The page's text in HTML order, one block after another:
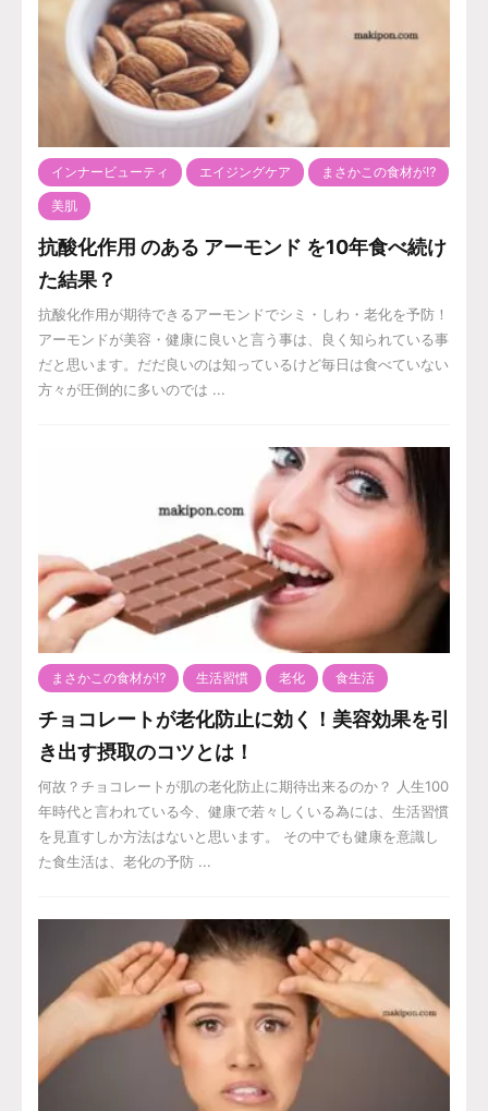
インナービューティ エイジングケア まさかこの食材が⁉️
美肌
抗酸化作用 のある アーモンド を10年食べ続け
た結果？
抗酸化作用が期待できるアーモンドでシミ・しわ・老化を予防！
アーモンドが美容・健康に良いと言う事は、良く知られている事
だと思います。だだ良いのは知っているけど毎日は食べていない
方々が圧倒的に多いのでは ...
まさかこの食材が⁉️ 生活習慣 老化 食生活
チョコレートが老化防止に効く！美容効果を引
き出す摂取のコツとは！
何故？チョコレートが肌の老化防止に期待出来るのか？ 人生100
年時代と言われている今、健康で若々しくいる為には、生活習慣
を見直すしか方法はないと思います。 その中でも健康を意識し
た食生活は、老化の予防 ...